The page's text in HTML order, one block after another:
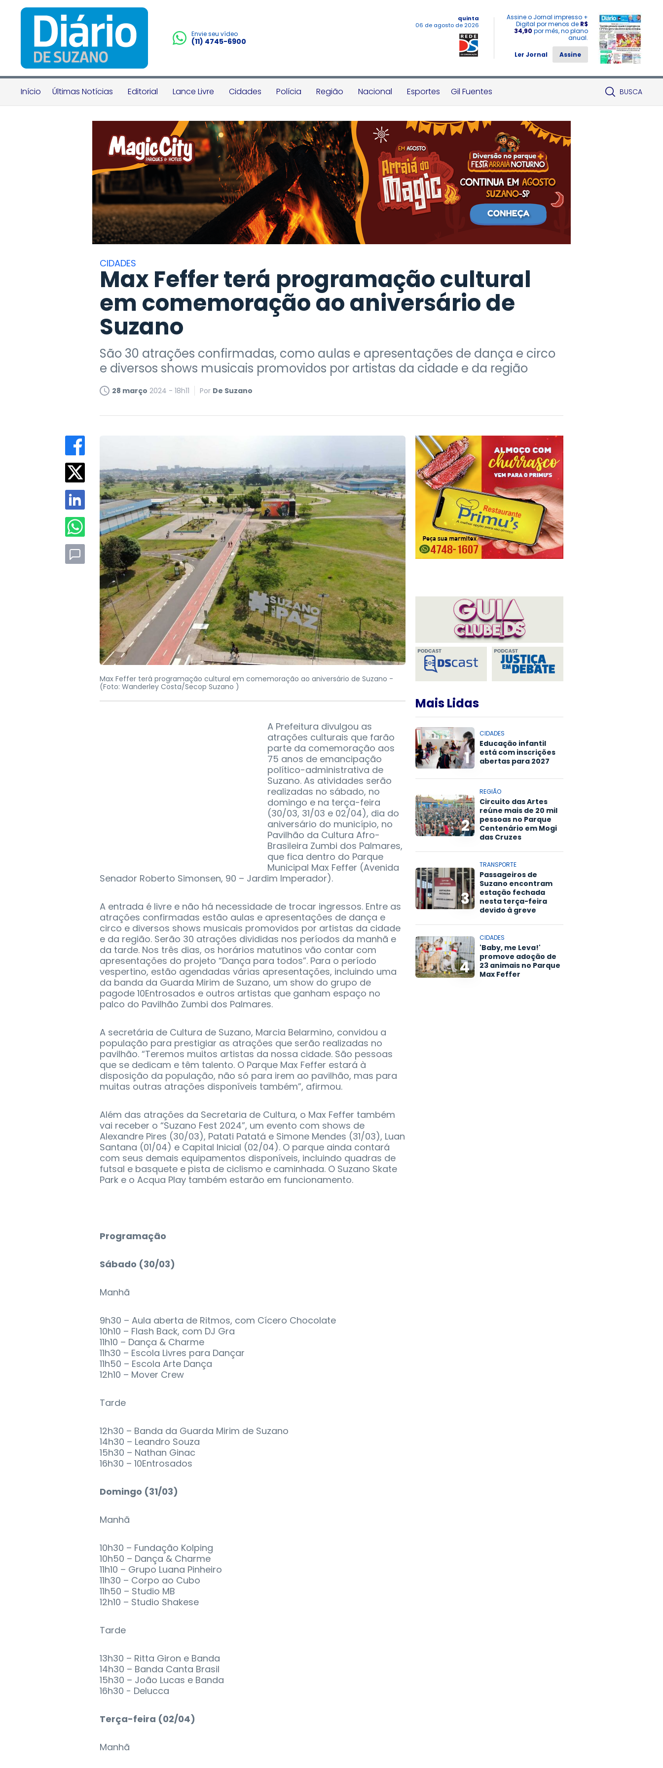
Envie seu vídeo
(11) 4745-6900
quinta
06 de agosto de 2026
Assine o Jornal impresso +
Digital por menos de R$
34,90 por mês, no plano
anual.
Ler Jornal
Assine
Início Últimas Notícias Editorial Lance Livre Cidades Polícia Região Nacional Esportes Gil Fuentes BUSCA
CIDADES
Max Feffer terá programação cultural
em comemoração ao aniversário de
Suzano
São 30 atrações confirmadas, como aulas e apresentações de dança e circo
e diversos shows musicais promovidos por artistas da cidade e da região
28 março 2024 - 18h11 Por De Suzano
Max Feffer terá programação cultural em comemoração ao aniversário de Suzano -
(Foto: Wanderley Costa/Secop Suzano )
A Prefeitura divulgou as
atrações culturais que farão
parte da comemoração aos
75 anos de emancipação
político-administrativa de
Suzano. As atividades serão
realizadas no sábado, no
domingo e na terça-feira
(30/03, 31/03 e 02/04), dia do
aniversário do município, no
Pavilhão da Cultura Afro-
Brasileira Zumbi dos Palmares,
que fica dentro do Parque
Municipal Max Feffer (Avenida
Senador Roberto Simonsen, 90 – Jardim Imperador).
A entrada é livre e não há necessidade de trocar ingressos. Entre as
atrações confirmadas estão aulas e apresentações de dança e
circo e diversos shows musicais promovidos por artistas da cidade
e da região. Serão 30 atrações divididas nos períodos da manhã e
da tarde. Nos três dias, os horários matutinos vão contar com
apresentações do projeto “Dança para todos”. Para o período
vespertino, estão agendadas várias apresentações, incluindo uma
da banda da Guarda Mirim de Suzano, um show do grupo de
pagode 10Entrosados e outros artistas que ganham espaço no
palco do Pavilhão Zumbi dos Palmares.
A secretária de Cultura de Suzano, Marcia Belarmino, convidou a
população para prestigiar as atrações que serão realizadas no
pavilhão. “Teremos muitos artistas da nossa cidade. São pessoas
que se dedicam e têm talento. O Parque Max Feffer estará à
disposição da população, não só para irem ao pavilhão, mas para
muitas outras atrações disponíveis também”, afirmou.
Além das atrações da Secretaria de Cultura, o Max Feffer também
vai receber o “Suzano Fest 2024”, um evento com shows de
Alexandre Pires (30/03), Patati Patatá e Simone Mendes (31/03), Luan
Santana (01/04) e Capital Inicial (02/04). O parque ainda contará
com seus demais equipamentos disponíveis, incluindo quadras de
futsal e basquete e pista de ciclismo e caminhada. O Suzano Skate
Park e o Acqua Play também estarão em funcionamento.
Programação
Sábado (30/03)
Manhã
9h30 – Aula aberta de Ritmos, com Cícero Chocolate
10h10 – Flash Back, com DJ Gra
11h10 – Dança & Charme
11h30 – Escola Livres para Dançar
11h50 – Escola Arte Dança
12h10 – Mover Crew
Tarde
12h30 – Banda da Guarda Mirim de Suzano
14h30 – Leandro Souza
15h30 – Nathan Ginac
16h30 – 10Entrosados
Domingo (31/03)
Manhã
10h30 – Fundação Kolping
10h50 – Dança & Charme
11h10 – Grupo Luana Pinheiro
11h30 – Corpo ao Cubo
11h50 – Studio MB
12h10 – Studio Shakese
Tarde
13h30 – Ritta Giron e Banda
14h30 – Banda Canta Brasil
15h30 – João Lucas e Banda
16h30 - Delucca
Terça-feira (02/04)
Manhã
Mais Lidas
1
CIDADES
Educação infantil
está com inscrições
abertas para 2027
2
REGIÃO
Circuito das Artes
reúne mais de 20 mil
pessoas no Parque
Centenário em Mogi
das Cruzes
3
TRANSPORTE
Passageiros de
Suzano encontram
estação fechada
nesta terça-feira
devido à greve
4
CIDADES
'Baby, me Leva!'
promove adoção de
23 animais no Parque
Max Feffer